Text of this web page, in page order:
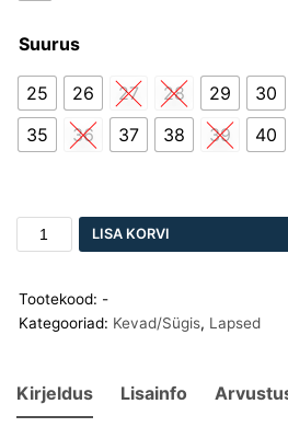
Suurus
25 26 27 28 29 30
35
36 37 38 39 40
LISA KORVI
Tootekood: -
Kategooriad: Kevad/Sügis, Lapsed
Kirjeldus Lisainfo